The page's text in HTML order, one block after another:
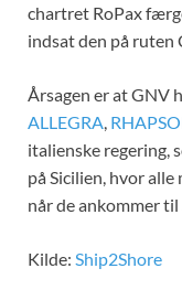
chartret RoPax
indsat den på ruten
Årsagen er at GNV
ALLEGRA
italienske regering,
på Sicilien, hvor
når de ankommer til
Kilde: Ship2Shore